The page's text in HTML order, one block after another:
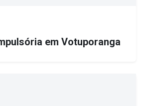
em Votuporanga